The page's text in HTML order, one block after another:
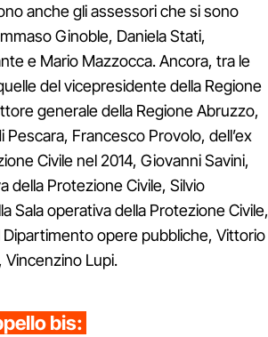
anche gli assessori che si sono
Ginoble, Daniela Stati,
e Mario Mazzocca. Ancora, tra le
del vicepresidente della Regione
generale della Regione Abruzzo,
Francesco Provolo, dell’ex
Civile nel 2014, Giovanni Savini,
della Protezione Civile, Silvio
Sala operativa della Protezione Civile,
opere pubbliche, Vittorio
Vincenzino Lupi.
bis: